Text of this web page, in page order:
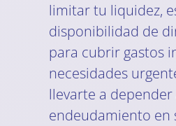
limitar tu liquidez,
disponibilidad de
para cubrir gastos
necesidades
llevarte a
endeudamiento en